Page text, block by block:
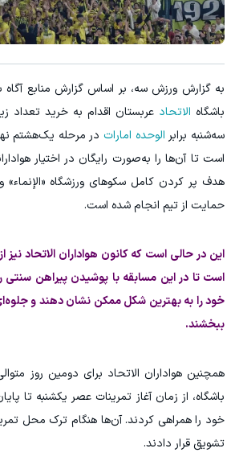
به گزارش ورزش سه، بر اساس گزارش منابع آگاه
باشگاه الاتحاد عربستان اقدام به خرید تعداد
سه‌شنبه برابر الوحده امارات در مرحله یک‌هشتم
است تا آن‌ها را به‌صورت رایگان در اختیار
هدف پر کردن کامل سکوهای ورزشگاه «الإنماء»
حمایت از تیم انجام شده است.
این در حالی است که کانون هواداران الاتحاد نیز
است تا در این مسابقه با پوشیدن پیراهن سنتی
خود را به بهترین شکل ممکن نشان دهند و
ببخشند.
همچنین هواداران الاتحاد برای دومین روز
باشگاه، از زمان آغاز تمرینات عصر یکشنبه تا
خود را همراهی کردند. آن‌ها هنگام ترک محل
تشویق قرار دادند.